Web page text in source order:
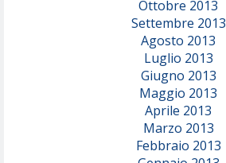
Ottobre 2013
Settembre 2013
Agosto 2013
Luglio 2013
Giugno 2013
Maggio 2013
Aprile 2013
Marzo 2013
Febbraio 2013